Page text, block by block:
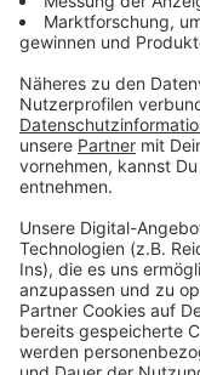
Details
Nico Santos,
Anzeige